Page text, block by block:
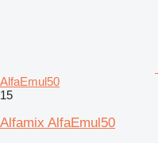
AlfaEmul50
15
Alfamix AlfaEmul50